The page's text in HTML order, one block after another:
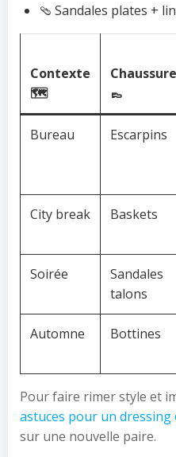
🩴 Sandales plates +
Contexte
🗺️
👞
Bureau Escarpins
City break Baskets
Soirée
Sandales
talons
Automne Bottines
Pour faire rimer style et
astuces pour un dressing
sur une nouvelle paire.